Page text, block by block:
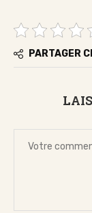
PARTAGER